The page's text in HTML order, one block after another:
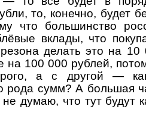
то, конечно, будет
что большинство
вклады, что
делать это на
на 100 000 рублей,
а с другой —
рода сумм? А большая
думаю, что тут будут